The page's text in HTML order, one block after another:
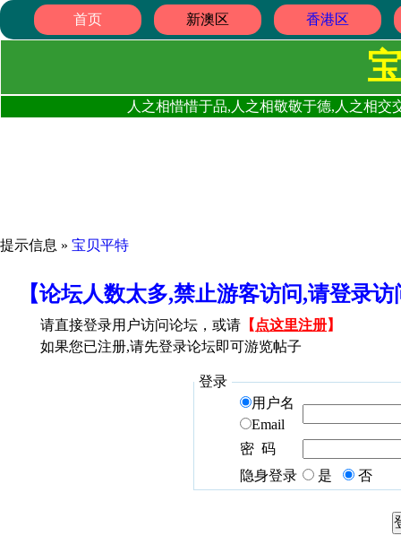
首页 新澳区 香港区
人之相惜惜于品,人之相敬敬于德,人之相
提示信息 » 宝贝平特
【论坛人数太多,禁止游客访问,请登录
请直接登录用户访问论坛，或请 【 点这里注册】
如果您已注册,请先登录论坛即可游览帖子
登录
用户名
Email
密 码
隐身登录
是 否